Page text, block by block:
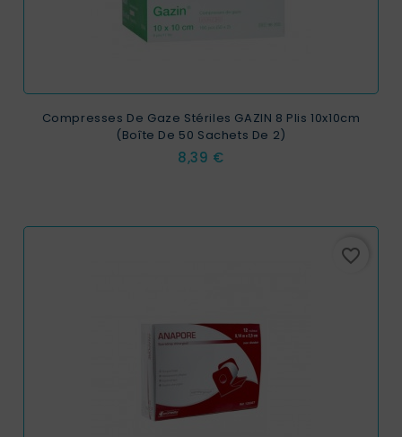
Compresses De Gaze Stériles GAZIN 8 Plis 10x10cm
(Boîte De 50 Sachets De 2)
Prix
8,39 €
favorite_border